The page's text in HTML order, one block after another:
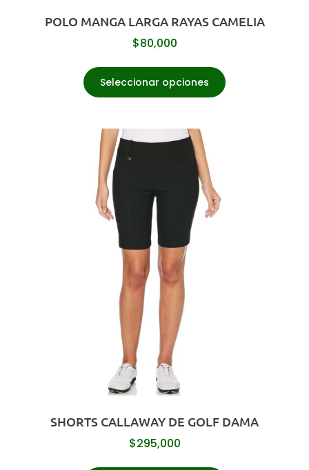
POLO MANGA LARGA RAYAS CAMELIA
$80,000
Seleccionar opciones
SHORTS CALLAWAY DE GOLF DAMA
$295,000